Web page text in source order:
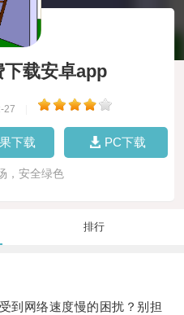
下载安卓app
27
下载 PC下载
，安全绿色
排行
网络速度慢的困扰？别担